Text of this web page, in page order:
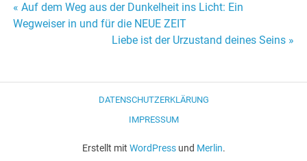
Beitrags-
« Auf dem Weg aus der Dunkelheit ins Licht: Ein
Wegweiser in und für die NEUE ZEIT
Liebe ist der Urzustand deines Seins »
DATENSCHUTZERKLÄRUNG
IMPRESSUM
Erstellt mit WordPressund Merlin.